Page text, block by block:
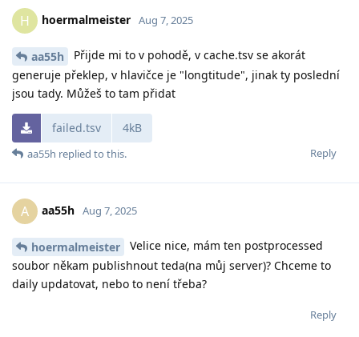
H hoermalmeister Aug 7, 2025
aa55h
Přijde mi to v pohodě, v cache.tsv se akorát
generuje překlep, v hlavičce je "longtitude", jinak ty poslední
jsou tady. Můžeš to tam přidat
failed.tsv 4kB
Reply
aa55h replied to this.
A aa55h Aug 7, 2025
hoermalmeister
Velice nice, mám ten postprocessed
soubor někam publishnout teda(na můj server)? Chceme to
daily updatovat, nebo to není třeba?
Reply